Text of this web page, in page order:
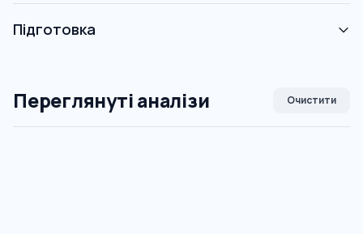
Підготовка
Переглянуті аналізи Очистити